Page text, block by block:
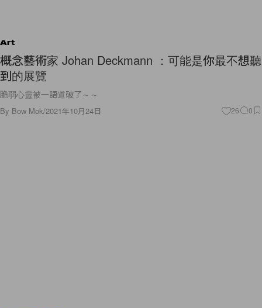
Art
概念藝術家 Johan Deckmann ：可能是你最不想聽
到的展覽
脆弱心靈被一語道破了～～
By Bow Mok/2021年10月24日 26 0